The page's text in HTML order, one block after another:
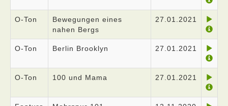
O-Ton
Bewegungen eines
nahen Bergs
27.01.2021
O-Ton Berlin Brooklyn 27.01.2021
O-Ton 100 und Mama 27.01.2021